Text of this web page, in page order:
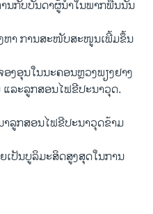
ນກັບບັນດາຜູ້ນຳໃນພາກພື້ນນັ້ນ
າ ການສະໜັບສະໜູນເພີ້ມຂຶ້ນ
ງອຸນໃນນະຄອນຫຼວງພຽງຢາງ
ແລະລູກສອນໄຟຂີປະນາວຸດ.
ລູກສອນໄຟຂີປະນາວຸດຂ້າມ
ເປັນບູລິມະສິດສູງສຸດໃນການ